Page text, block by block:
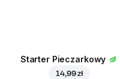
Starter Pieczarkowy
14,99 zł